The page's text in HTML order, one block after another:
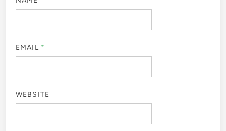
EMAIL *
WEBSITE